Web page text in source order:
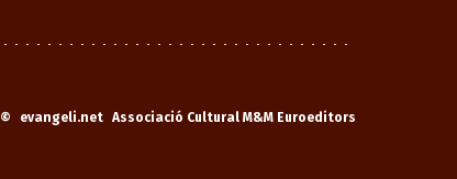
© evangeli.net Associació Cultural M&M Euroeditors